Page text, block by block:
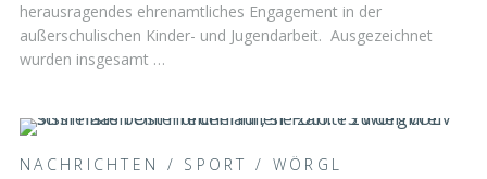
herausragendes ehrenamtliches Engagement in der
außerschulischen Kinder- und Jugendarbeit. Ausgezeichnet
wurden insgesamt …
NACHRICHTEN / SPORT / WÖRGL